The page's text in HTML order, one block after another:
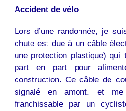
Accident de vélo
Lors d’une randonnée, je
chute est due à un câble
une protection plastique) qui
part en part pour
construction. Ce câble de
signalé en amont, et me
franchissable par un